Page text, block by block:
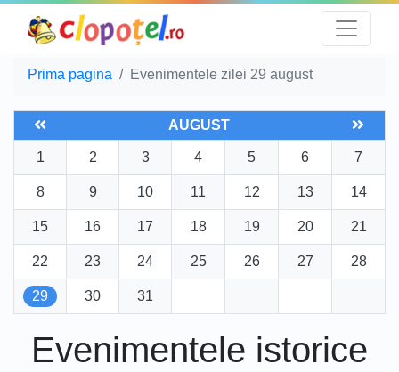
Prima pagina Evenimentele zilei 29 august
AUGUST
1 2 3 4 5 6 7
8 9 10 11 12 13 14
15 16 17 18 19 20 21
22 23 24 25 26 27 28
29 30 31
Evenimentele istorice